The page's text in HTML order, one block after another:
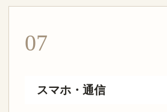
07
スマホ・通信